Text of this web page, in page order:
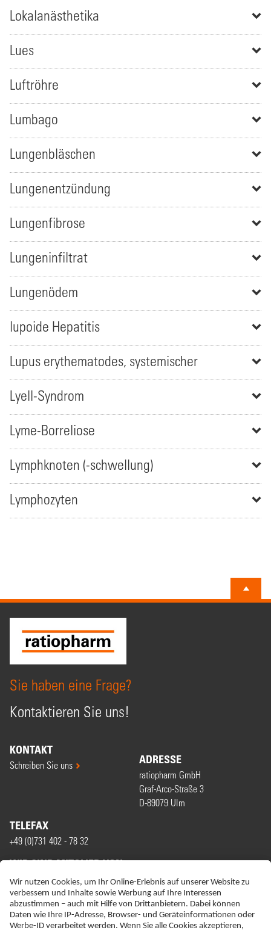
Lokalanästhetika
Lues
Luftröhre
Lumbago
Lungenbläschen
Lungenentzündung
Lungenfibrose
Lungeninfiltrat
Lungenödem
lupoide Hepatitis
Lupus erythematodes, systemischer
Lyell-Syndrom
Lyme-Borreliose
Lymphknoten (-schwellung)
Lymphozyten
Sie haben eine Frage?
Kontaktieren Sie uns!
KONTAKT
Schreiben Sie uns ADRESSE
ratiopharm GmbH
Graf-Arco-Straße 3
D-89079 Ulm
TELEFAX
+49 (0)731 402 - 78 32
WIR SIND MITGLIED VON